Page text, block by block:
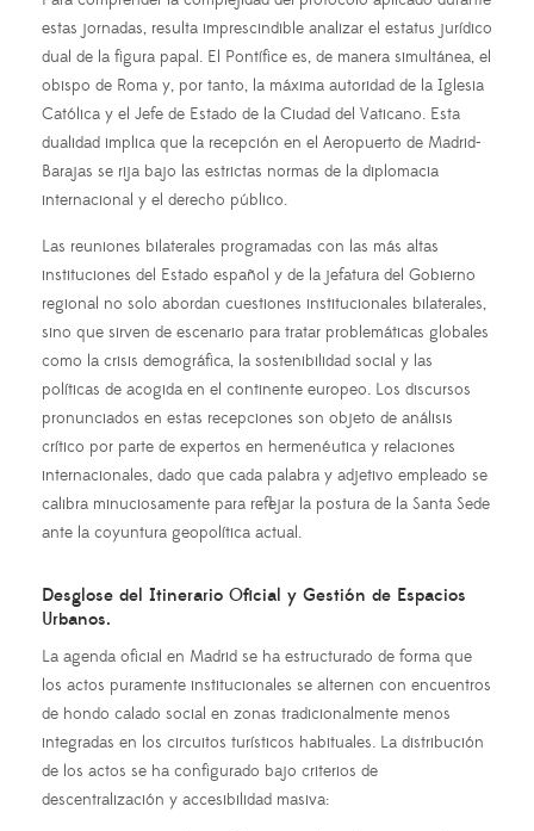
estas jornadas, resulta imprescindible analizar el estatus jurídico
dual de la figura papal. El Pontífice es, de manera simultánea, el
obispo de Roma y, por tanto, la máxima autoridad de la Iglesia
Católica y el Jefe de Estado de la Ciudad del Vaticano. Esta
dualidad implica que la recepción en el Aeropuerto de Madrid-
Barajas se rija bajo las estrictas normas de la diplomacia
internacional y el derecho público.
Las reuniones bilaterales programadas con las más altas
instituciones del Estado español y de la jefatura del Gobierno
regional no solo abordan cuestiones institucionales bilaterales,
sino que sirven de escenario para tratar problemáticas globales
como la crisis demográfica, la sostenibilidad social y las
políticas de acogida en el continente europeo. Los discursos
pronunciados en estas recepciones son objeto de análisis
crítico por parte de expertos en hermenéutica y relaciones
internacionales, dado que cada palabra y adjetivo empleado se
calibra minuciosamente para reflejar la postura de la Santa Sede
ante la coyuntura geopolítica actual.
Desglose del Itinerario Oficial y Gestión de Espacios
Urbanos.
La agenda oficial en Madrid se ha estructurado de forma que
los actos puramente institucionales se alternen con encuentros
de hondo calado social en zonas tradicionalmente menos
integradas en los circuitos turísticos habituales. La distribución
de los actos se ha configurado bajo criterios de
descentralización y accesibilidad masiva: